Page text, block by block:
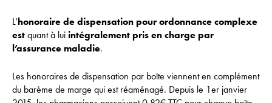
L’honoraire de dispensation pour ordonnance complexe
est quant à lui intégralement pris en charge par
l’assurance maladie.
Les honoraires de dispensation par boîte viennent en complément
du barème de marge qui est réaménagé. Depuis le 1er janvier